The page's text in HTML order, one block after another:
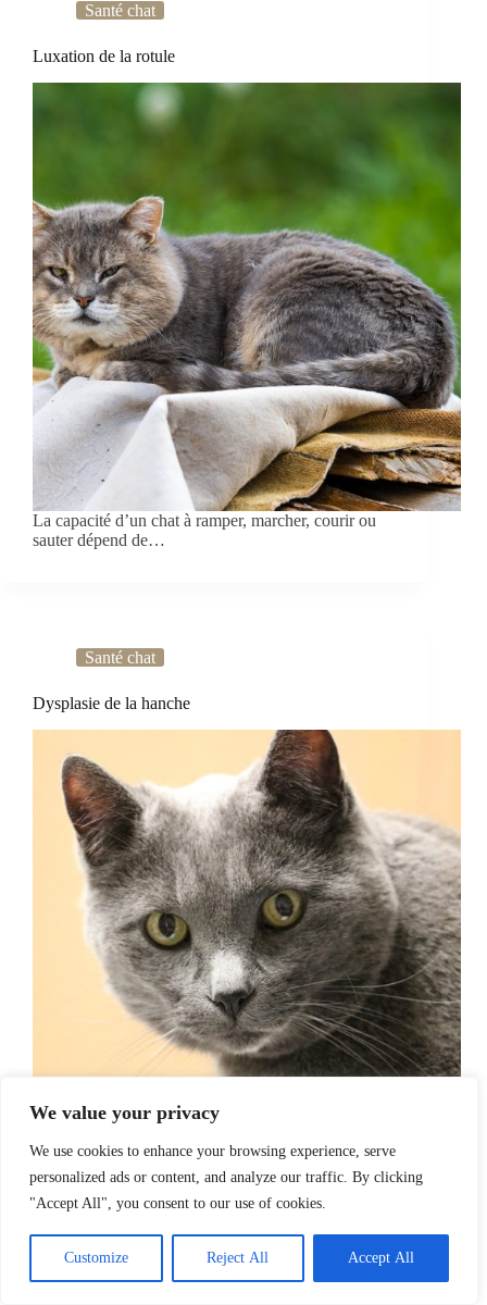
We value your privacy
We use cookies to enhance your browsing experience, serve
personalized ads or content, and analyze our traffic. By clicking
"Accept All", you consent to our use of cookies.
Customize Reject All Accept All
Santé chat
Luxation de la rotule
La capacité d’un chat à ramper, marcher, courir ou
sauter dépend de…
Santé chat
Dysplasie de la hanche
Parmi les divers troubles physiques qui peuvent
compromettre la capacité d’un chat…